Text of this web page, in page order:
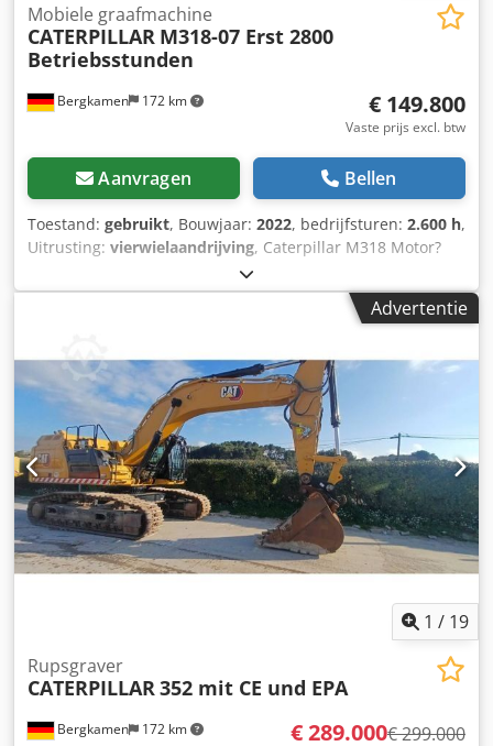
Bergkamen 172 km
Mobiele graafmachine
CATERPILLAR M318-07 Erst 2800
Betriebsstunden
€ 149.800
Vaste prijs excl. btw
Aanvragen Bellen
Toestand: gebruikt, Bouwjaar: 2022, bedrijfsturen: 2.600 h,
Uitrusting: vierwielaandrijving, Caterpillar M318 Motor?
Motor: Cat C4.4 Vermogen (ISO 14396): 129 kW / ca. 176 pk
Cilinderinhoud: 4,4 l Cilinders: 4 Emissie: EU Stage V
Rijprestaties Topsnelheid: tot ca. 35 km/u * Aandrijving:
vierwielbesturing met pendelas Tank & hydrauliek Dcjdpfx
Aozqx Rtenvek Dieseltank: ca. 350 liter * Hydraulisch
systeem: load-sensing hydrauliek met meerdere extra
circuits voor aanbouwdelen Airconditioning Slechts 2600
bedrijfsuren en in zeer goede staat
Advertentie
1 / 19
Bergkamen 172 km
Rupsgraver
CATERPILLAR352 mit CE und EPA
€ 289.000€ 299.000